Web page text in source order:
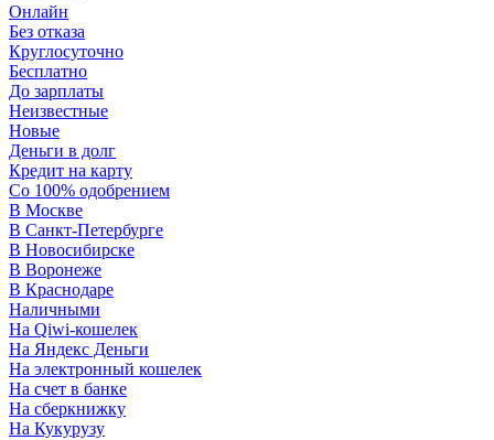
Онлайн
Без отказа
Круглосуточно
Бесплатно
До зарплаты
Неизвестные
Новые
Деньги в долг
Кредит на карту
Со 100% одобрением
В Москве
В Санкт-Петербурге
В Новосибирске
В Воронеже
В Краснодаре
Наличными
На Qiwi-кошелек
На Яндекс Деньги
На электронный кошелек
На счет в банке
На сберкнижку
На Кукурузу